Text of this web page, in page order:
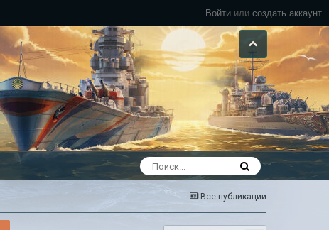
Войти или создать аккаунт
Все публикации